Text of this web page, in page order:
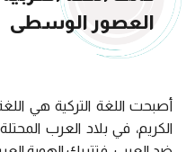
العصور الوسطى
أصبحت اللغة التركية هي
الكريم، في بلاد العرب